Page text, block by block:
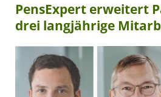
PensExpert erweitert
drei langjährige